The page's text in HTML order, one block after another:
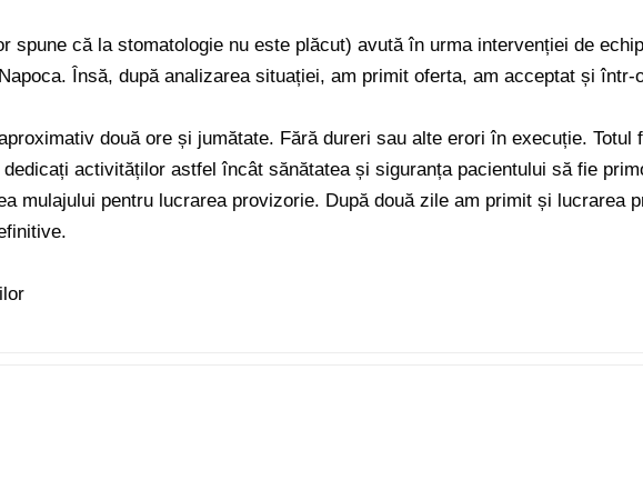
spune că la stomatologie nu este plăcut) avută în urma intervenției de
Însă, după analizarea situației, am primit oferta, am acceptat și într-
două ore și jumătate. Fără dureri sau alte erori în execuție. Totul
activităților astfel încât sănătatea și siguranța pacientului să fie
mulajului pentru lucrarea provizorie. După două zile am primit și lucrarea